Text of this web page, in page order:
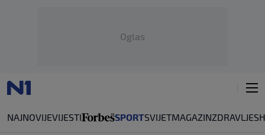
Oglas
NAJNOVIJEVIJESTI SPORTSVIJETMAGAZINZDRAVLJE